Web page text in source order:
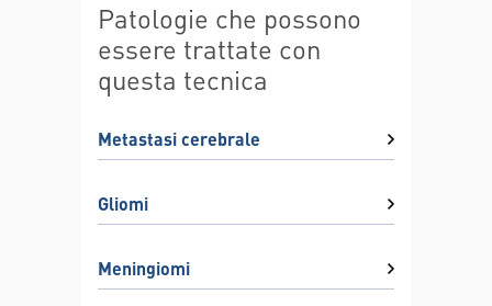
Patologie che possono
essere trattate con
questa tecnica
Metastasi cerebrale
Gliomi
Meningiomi